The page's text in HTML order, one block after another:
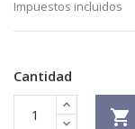
Impuestos incluidos
Cantidad
